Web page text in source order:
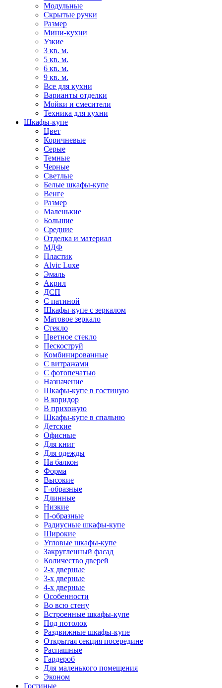
Модульные
Скрытые ручки
Размер
Мини-кухни
Узкие
3 кв. м.
5 кв. м.
6 кв. м.
9 кв. м.
Все для кухни
Варианты отделки
Мойки и смесители
Техника для кухни
Шкафы-купе
Цвет
Коричневые
Серые
Темные
Черные
Светлые
Белые шкафы-купе
Венге
Размер
Маленькие
Большие
Средние
Отделка и материал
МДФ
Пластик
Alvic Luxe
Эмаль
Акрил
ДСП
С патиной
Шкафы-купе с зеркалом
Матовое зеркало
Стекло
Цветное стекло
Пескоструй
Комбинированные
С витражами
С фотопечатью
Назначение
Шкафы-купе в гостиную
В коридор
В прихожую
Шкафы-купе в спальню
Детские
Офисные
Для книг
Для одежды
На балкон
Форма
Высокие
Г-образные
Длинные
Низкие
П-образные
Радиусные шкафы-купе
Широкие
Угловые шкафы-купе
Закругленный фасад
Количество дверей
2-х дверные
3-х дверные
4-х дверные
Особенности
Во всю стену
Встроенные шкафы-купе
Под потолок
Раздвижные шкафы-купе
Открытая секция посередине
Распашные
Гардероб
Для маленького помещения
Эконом
Гостиные